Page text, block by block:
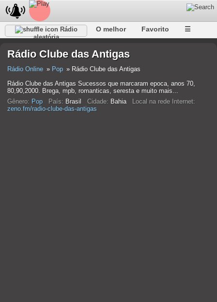
Rádio
aleatória
O melhor Favorito ☰
Rádio Clube das Antigas
Rádio Online Pop
Rádio Clube das Antigas
Rádio Clube das Antigas Sucessos que marcaram epoca, anos 70,
80,90,2000. Brega, mpb, romanticas, seresta e muito mais...
Gênero: Pop País: Brasil Cidade: Bahia
Local na rede Internet:
zeno.fm/radio-clube-das-antigas